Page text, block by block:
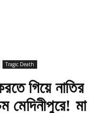
Tragic Death
গিয়ে নাতির
মেদিনীপুরে! মা